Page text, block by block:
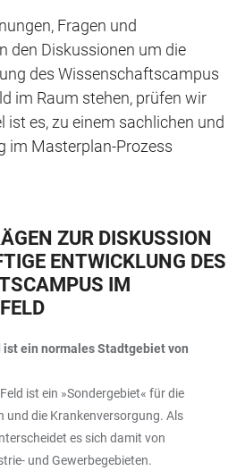
Fragen und
den Diskussionen um die
des Wissenschaftscampus
im Raum stehen, prüfen wir
ist es, zu einem sachlichen und
im Masterplan-Prozess
ZUR DISKUSSION
ENTWICKLUNG DES
IM
ist ein normales Stadtgebiet von
ist ein »Sondergebiet« für die
und die Krankenversorgung. Als
es sich damit von
und Gewerbegebieten.